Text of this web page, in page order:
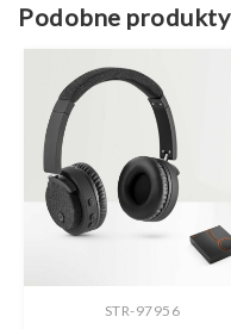
Podobne produkty
STR-97956